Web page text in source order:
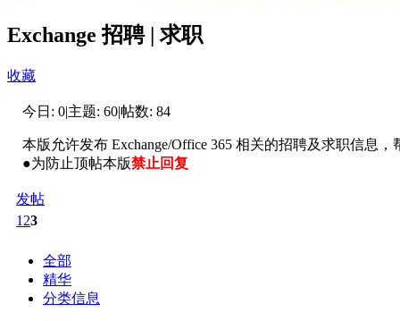
Exchange 招聘 | 求职
收藏
今日: 0|主题: 60|帖数: 84
本版允许发布 Exchange/Office 365 相关的招聘及求职信息
●为防止顶帖本版禁止回复
发帖
1 23
全部
精华
分类信息